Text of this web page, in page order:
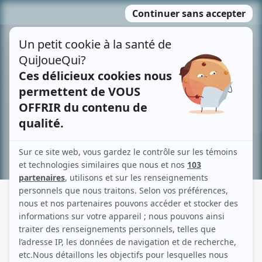
MENU
contenu
Recherche avancée »
CLAUDE GARDEN
Liens
Fiche de Claude Garden sur Showbizz.net